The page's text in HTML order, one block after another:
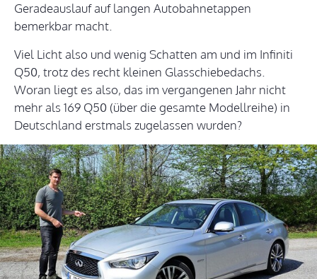
Geradeauslauf auf langen Autobahnetappen
bemerkbar macht.
Viel Licht also und wenig Schatten am und im Infiniti
Q50, trotz des recht kleinen Glasschiebedachs.
Woran liegt es also, das im vergangenen Jahr nicht
mehr als 169 Q50 (über die gesamte Modellreihe) in
Deutschland erstmals zugelassen wurden?